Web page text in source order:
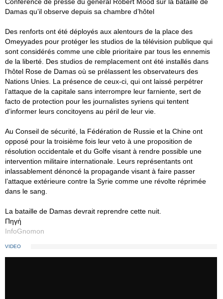
Damas qu’il observe depuis sa chambre d’hôtel
Des renforts ont été déployés aux alentours de la place des
Omeyyades pour protéger les studios de la télévision publique qui
sont considérés comme une cible prioritaire par tous les ennemis
de la liberté. Des studios de remplacement ont été installés dans
l’hôtel Rose de Damas où se prélassent les observateurs des
Nations Unies. La présence de ceux-ci, qui ont laissé perpétrer
l’attaque de la capitale sans interrompre leur farniente, sert de
facto de protection pour les journalistes syriens qui tentent
d’informer leurs concitoyens au péril de leur vie.
Au Conseil de sécurité, la Fédération de Russie et la Chine ont
opposé pour la troisième fois leur veto à une proposition de
résolution occidentale et du Golfe visant à rendre possible une
intervention militaire internationale. Leurs représentants ont
inlassablement dénoncé la propagande visant à faire passer
l’attaque extérieure contre la Syrie comme une révolte réprimée
dans le sang.
La bataille de Damas devrait reprendre cette nuit.
Πηγή
InfoGnomon
VIDEO